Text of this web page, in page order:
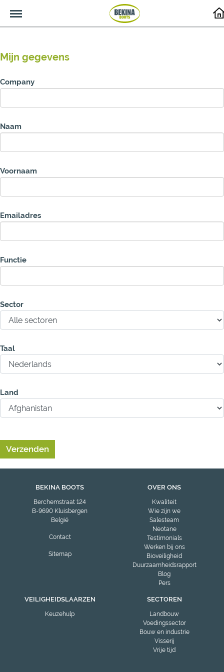
Menu
Mijn gegevens
Company
Naam
Voornaam
Emailadres
Functie
Sector
Taal
Land
BEKINA BOOTS
Berchemstraat 124
B-9690 Kluisbergen
België
Contact
Sitemap
OVER ONS
Kwaliteit
Wie zijn we
Salesteam
Neotane
Testimonials
Werken bij ons
Bioveiligheid
Duurzaamheidsrapport
Blog
Pers
VEILIGHEIDSLAARZEN
Keuzehulp
SECTOREN
Landbouw
Voedingssector
Bouw en industrie
Visserij
Vrije tijd